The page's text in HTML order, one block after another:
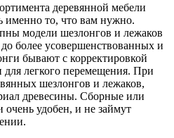
деревянной мебели
именно то, что вам нужно.
модели шезлонгов и лежаков
более усовершенствованных и
бывают с корректировкой
легкого перемещения. При
шезлонгов и лежаков,
древесины. Сборные или
очень удобен, и не займут